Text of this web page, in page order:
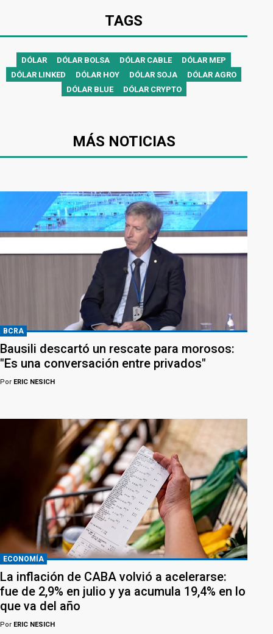
TAGS
DÓLAR DÓLAR BOLSA DÓLAR CABLE
DÓLAR MEP
DÓLAR LINKED
DÓLAR HOY DÓLAR SOJA
DÓLAR AGRO
DÓLAR BLUE
DÓLAR CRYPTO
MÁS NOTICIAS
BCRA
Bausili descartó un rescate para morosos:
"Es una conversación entre privados"
Por ERIC NESICH
ECONOMÍA
La inflación de CABA volvió a acelerarse:
fue de 2,9% en julio y ya acumula 19,4% en lo
que va del año
Por ERIC NESICH